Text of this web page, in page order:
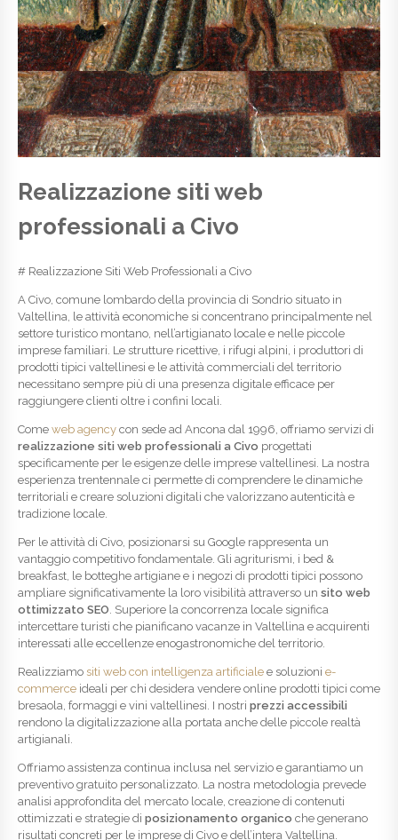
Realizzazione siti web
professionali a Civo
# Realizzazione Siti Web Professionali a Civo
A Civo, comune lombardo della provincia di Sondrio situato in
Valtellina, le attività economiche si concentrano principalmente nel
settore turistico montano, nell’artigianato locale e nelle piccole
imprese familiari. Le strutture ricettive, i rifugi alpini, i produttori di
prodotti tipici valtellinesi e le attività commerciali del territorio
necessitano sempre più di una presenza digitale efficace per
raggiungere clienti oltre i confini locali.
Come web agency con sede ad Ancona dal 1996, offriamo servizi di
realizzazione siti web professionali a Civo progettati
specificamente per le esigenze delle imprese valtellinesi. La nostra
esperienza trentennale ci permette di comprendere le dinamiche
territoriali e creare soluzioni digitali che valorizzano autenticità e
tradizione locale.
Per le attività di Civo, posizionarsi su Google rappresenta un
vantaggio competitivo fondamentale. Gli agriturismi, i bed &
breakfast, le botteghe artigiane e i negozi di prodotti tipici possono
ampliare significativamente la loro visibilità attraverso un sito web
ottimizzato SEO. Superiore la concorrenza locale significa
intercettare turisti che pianificano vacanze in Valtellina e acquirenti
interessati alle eccellenze enogastronomiche del territorio.
Realizziamo siti web con intelligenza artificiale e soluzioni e-
commerce ideali per chi desidera vendere online prodotti tipici come
bresaola, formaggi e vini valtellinesi. I nostri prezzi accessibili
rendono la digitalizzazione alla portata anche delle piccole realtà
artigianali.
Offriamo assistenza continua inclusa nel servizio e garantiamo un
preventivo gratuito personalizzato. La nostra metodologia prevede
analisi approfondita del mercato locale, creazione di contenuti
ottimizzati e strategie di posizionamento organico che generano
risultati concreti per le imprese di Civo e dell’intera Valtellina.